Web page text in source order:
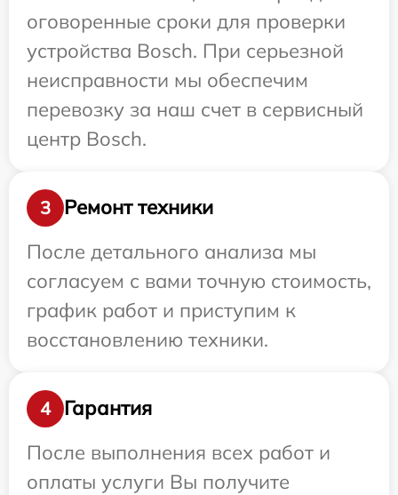
оговоренные сроки для проверки
устройства Bosch. При серьезной
неисправности мы обеспечим
перевозку за наш счет в сервисный
центр Bosch.
3
Ремонт техники
После детального анализа мы
согласуем с вами точную стоимость,
график работ и приступим к
восстановлению техники.
4
Гарантия
После выполнения всех работ и
оплаты услуги Вы получите